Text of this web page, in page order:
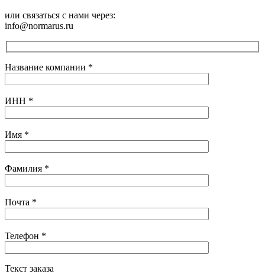
или связаться с нами через:
info@normarus.ru
Название компании *
ИНН *
Имя *
Фамилия *
Почта *
Телефон *
Текст заказа